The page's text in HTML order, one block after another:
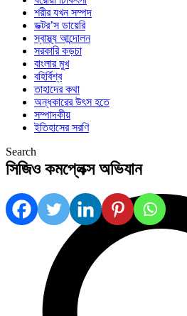
শরীর যখন সম্পদ
ডক্টর’স ডায়েরি
স্বাস্থ্য আন্দোলন
সরকারি কড়চা
বাংলার মুখ
বহির্বিশ্ব
তাহাদের কথা
অন্ধকারের উৎস হতে
সম্পাদকীয়
ইতিহাসের সরণি
Search
সিজিও কমপ্লেক্স অভিযান